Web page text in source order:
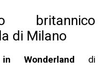
britannico
di Milano
Wonderland di